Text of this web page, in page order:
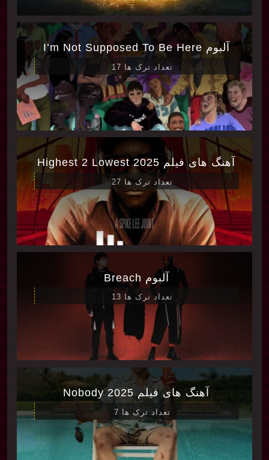
آلبوم I’m Not Supposed To Be Here
تعداد ترک ها 17
آهنگ های فیلم Highest 2 Lowest 2025
تعداد ترک ها 27
آلبوم Breach
تعداد ترک ها 13
آهنگ های فیلم Nobody 2025
تعداد ترک ها 7